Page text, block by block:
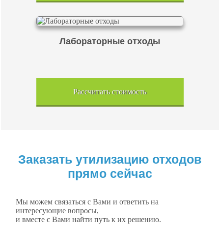
Лабораторные отходы
Рассчитать стоимость
Заказать утилизацию отходов
прямо сейчас
Мы можем связаться с Вами и ответить на
интересующие вопросы,
и вместе с Вами найти путь к их решению.